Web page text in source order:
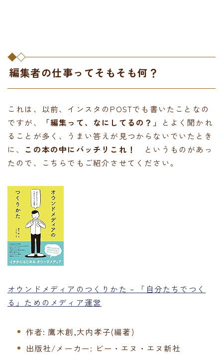
編集者の仕事ってそもそも何？
これは、以前、インスタのPOSTでも書いたことなの
ですが、
「編集って、なにしてるの？」
とよく聞かれ
ることが多く、うまい答えが見つからないでいたとき
に、 この本の中にバッチリこれ！
というものがあっ
たので、こちらでもご紹介させてください。
オウンドメディアのつくりかた – 「自分たちでつく
る」ためのメディア運営
作者: 鷹木創,大内孝子(編著)
出版社/メーカー: ビー・エヌ・エヌ新社